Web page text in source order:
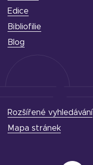
Edice
Bibliofilie
Blog
Rozšířené vyhledávání
Mapa stránek